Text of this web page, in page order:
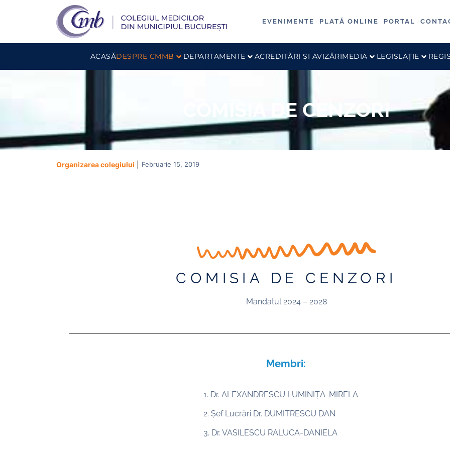
EVENIMENTE PLATĂ ONLINE PORTAL
ACASĂDESPRE CMMB DEPARTAMENTE ACREDITĂRI ȘI AVIZĂRIMEDIA LEGISLAȚIE
COMISIA DE CENZORI
Organizarea colegiului Februarie 15, 2019
COMISIA DE CENZORI
Mandatul 2024 – 2028
Membri:
1. Dr. ALEXANDRESCU LUMINIȚA-MIRELA
2. Șef Lucrări Dr. DUMITRESCU DAN
3. Dr. VASILESCU RALUCA-DANIELA